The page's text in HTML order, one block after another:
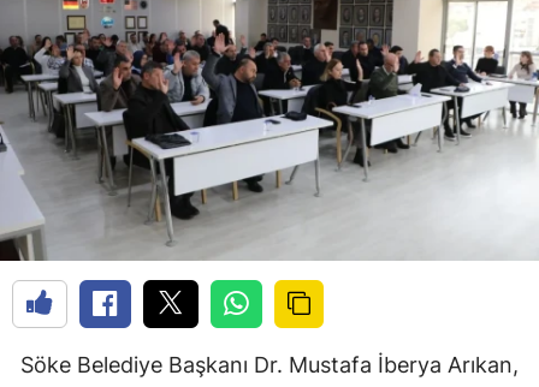
Söke Belediye Başkanı Dr. Mustafa İberya Arıkan,